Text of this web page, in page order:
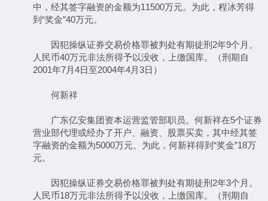
中，经其签字融资的金额为11500万元。为此，程冰芳得
到“奖金”40万元。
因犯操纵证券交易价格罪被判处有期徒刑2年9个月。
人民币40万元非法所得予以没收，上缴国库。（刑期自
2001年7月4日至2004年4月3日）
何新祥
广东亿安集团资本运营监管部职员。何新祥在5个证券
营业部代理或经办了开户、融资、股票买卖，其中经其签
字融资的金额为5000万元。为此，何新祥得到“奖金”18万
元。
因犯操纵证券交易价格罪被判处有期徒刑2年3个月。
人民币18万元非法所得予以没收，上缴国库。（刑期自